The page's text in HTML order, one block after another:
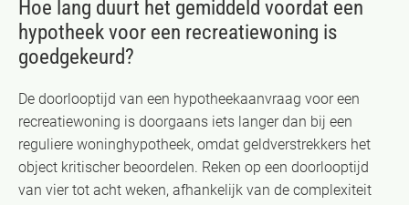
Hoe lang duurt het gemiddeld voordat een
hypotheek voor een recreatiewoning is
goedgekeurd?
De doorlooptijd van een hypotheekaanvraag voor een
recreatiewoning is doorgaans iets langer dan bij een
reguliere woninghypotheek, omdat geldverstrekkers het
object kritischer beoordelen. Reken op een doorlooptijd
van vier tot acht weken, afhankelijk van de complexiteit